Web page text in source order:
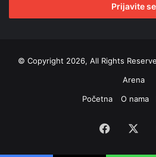
© Copyright 2026, All Rights
Arena
Početna
O nama